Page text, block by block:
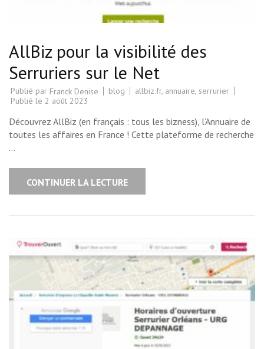
AllBiz pour la visibilité des
Serruriers sur le Net
Publié par Franck Denise blog allbiz.fr, annuaire, serrurier
Publié le 2 août 2023
Découvrez AllBiz (en français : tous les bizness), l’Annuaire de
toutes les affaires en France ! Cette plateforme de recherche
…
CONTINUER LA LECTURE